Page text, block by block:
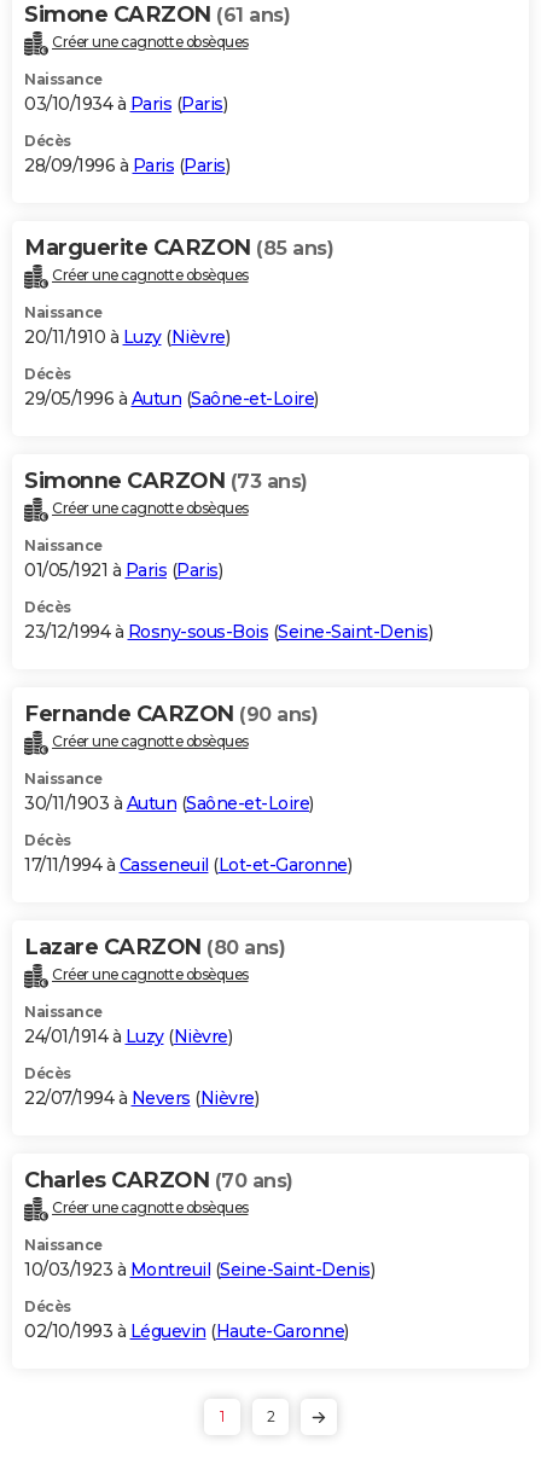
Simone CARZON (61 ans)
Créer une cagnotte obsèques
Naissance
03/10/1934 à Paris (Paris)
Décès
28/09/1996 à Paris (Paris)
Marguerite CARZON (85 ans)
Créer une cagnotte obsèques
Naissance
20/11/1910 à Luzy(Nièvre)
Décès
29/05/1996 à Autun (Saône-et-Loire)
Simonne CARZON (73 ans)
Créer une cagnotte obsèques
Naissance
01/05/1921 à Paris (Paris)
Décès
23/12/1994 à Rosny-sous-Bois (Seine-Saint-Denis)
Fernande CARZON (90 ans)
Créer une cagnotte obsèques
Naissance
30/11/1903 à Autun (Saône-et-Loire)
Décès
17/11/1994 à Casseneuil (Lot-et-Garonne)
Lazare CARZON (80 ans)
Créer une cagnotte obsèques
Naissance
24/01/1914 à Luzy(Nièvre)
Décès
22/07/1994 à Nevers (Nièvre)
Charles CARZON (70 ans)
Créer une cagnotte obsèques
Naissance
10/03/1923 à Montreuil (Seine-Saint-Denis)
Décès
02/10/1993 à Léguevin (Haute-Garonne)
1 2